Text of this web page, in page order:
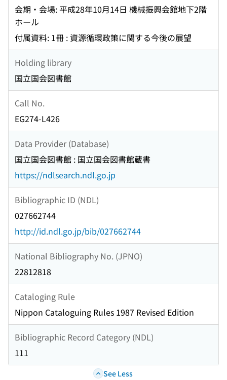
会期・会場: 平成28年10月14日 機械振興会館地下2階
ホール
付属資料: 1冊 : 資源循環政策に関する今後の展望
Holding library
国立国会図書館
Call No.
EG274-L426
Data Provider (Database)
国立国会図書館 : 国立国会図書館蔵書
https://ndlsearch.ndl.go.jp
Bibliographic ID (NDL)
027662744
http://id.ndl.go.jp/bib/027662744
National Bibliography No. (JPNO)
22812818
Cataloging Rule
Nippon Cataloguing Rules 1987 Revised Edition
Bibliographic Record Category (NDL)
111
See Less